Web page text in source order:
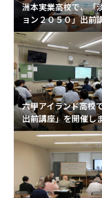
洲本実業高校で、「
ョン２０５０」出前
六甲アイランド高校
出前講座」を開催し